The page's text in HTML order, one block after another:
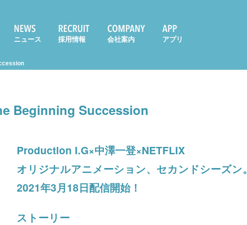
ニュース 採用情報 会社案内 アプリ
Beginning Succession
Production I.G×中澤一登×NETFLIX
オリジナルアニメーション、セカンドシーズン。
2021年3月18日配信開始！
ストーリー